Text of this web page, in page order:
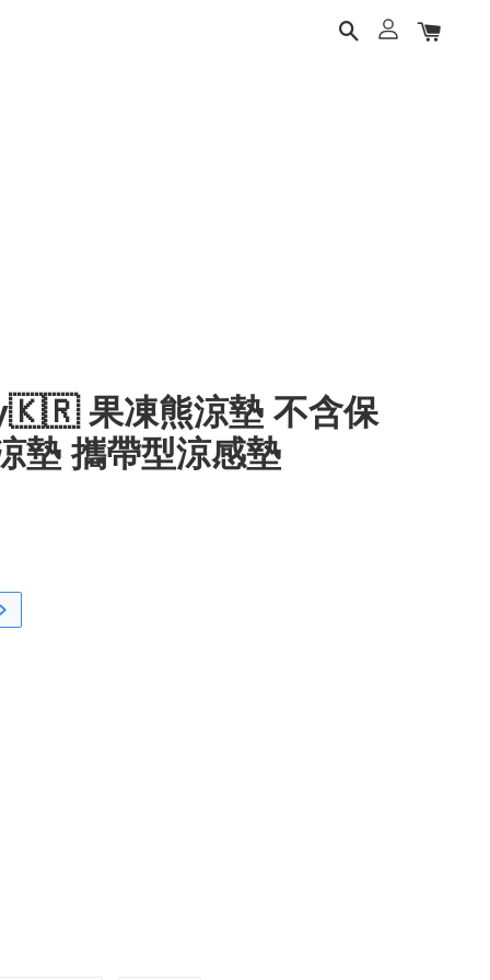
果凍熊涼墊 不含保
墊 攜帶型涼感墊